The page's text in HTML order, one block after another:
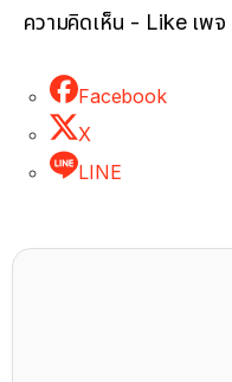
ความคิดเห็น - Like เพ
Facebook
X
LINE